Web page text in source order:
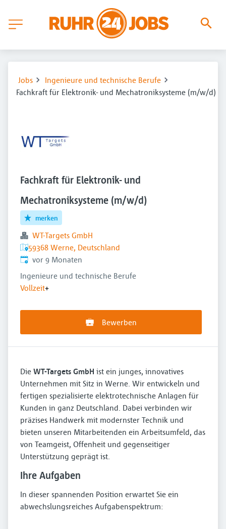
Jobs
Ingenieure und technische Berufe
Fachkraft für Elektronik- und Mechatroniksysteme (m/w/d)
Fachkraft für Elektronik- und
Mechatroniksysteme (m/w/d)
merken
WT-Targets GmbH
59368 Werne, Deutschland
Veröffentlicht:
vor 9 Monaten
Ingenieure und technische Berufe
Vollzeit+
Bewerben
Die WT-Targets GmbH ist ein junges, innovatives
Unternehmen mit Sitz in Werne. Wir entwickeln und
fertigen spezialisierte elektrotechnische Anlagen für
Kunden in ganz Deutschland. Dabei verbinden wir
präzises Handwerk mit modernster Technik und
bieten unseren Mitarbeitenden ein Arbeitsumfeld, das
von Teamgeist, Offenheit und gegenseitiger
Unterstützung geprägt ist.
Ihre Aufgaben
In dieser spannenden Position erwartet Sie ein
abwechslungsreiches Aufgabenspektrum: